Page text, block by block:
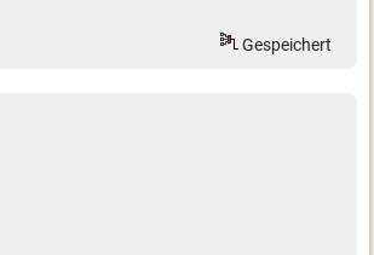
Gespeichert